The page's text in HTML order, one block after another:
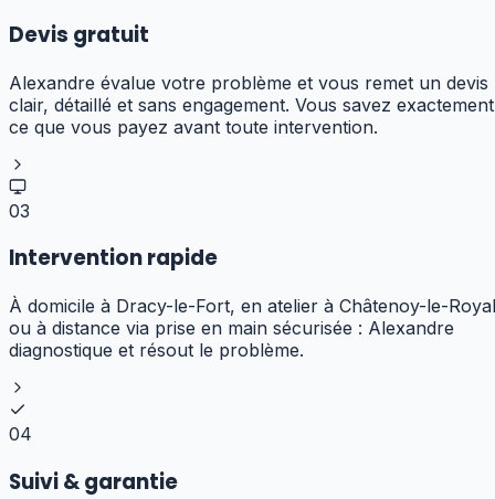
Devis gratuit
Alexandre évalue votre problème et vous remet un devis
clair, détaillé et sans engagement. Vous savez exactement
ce que vous payez avant toute intervention.
03
Intervention rapide
À domicile à Dracy-le-Fort, en atelier à Châtenoy-le-Royal
ou à distance via prise en main sécurisée : Alexandre
diagnostique et résout le problème.
04
Suivi & garantie